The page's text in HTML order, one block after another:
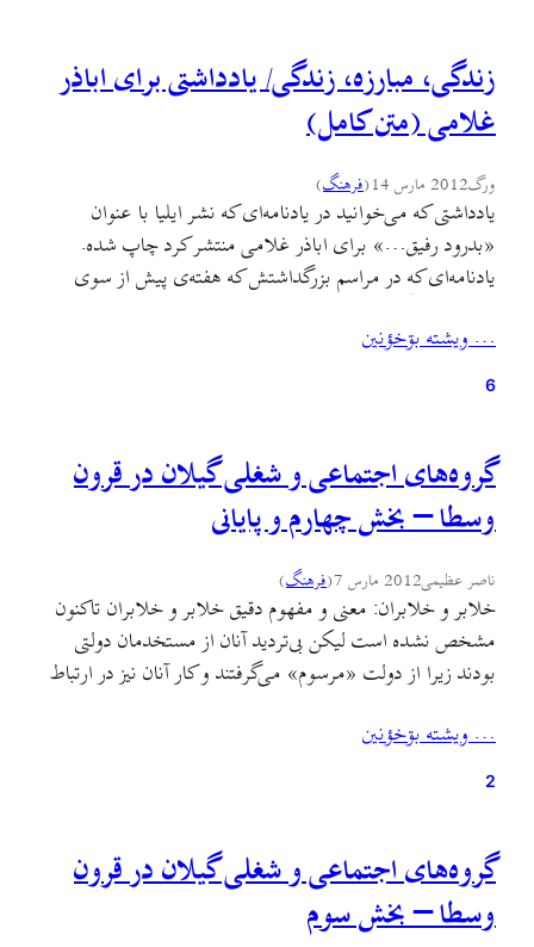
زندگی، مبارزه، زندگی/ یادداشتی برای اباذر
غلامی (متن کامل)
ورگ2012 مارس 14 (فرهنگ)
یادداشتی که می‌خوانید در یادنامه‌ای که نشر ایلیا با عنوان
«بدرود رفیق…» برای اباذر غلامی منتشر کرد چاپ شده.
یادنامه‌ای که در مراسم بزرگداشتش که هفته‌ی پیش از سوی
نشریه گیله‌وا هم چاپ خواهد شد. و متاسفانه بنا به دلایلی در هر
دو این‌ها…
… ويشته بۊخؤنين
6
گروه‌های اجتماعی و شغلی گیلان در قرون
وسطا – بخش چهارم و پایانی
ناصر عظیمی2012 مارس 7 (فرهنگ)
خلابر و خلابران: معنی و مفهوم دقیق خلابر و خلابران تاکنون
مشخص نشده است لیکن بی‌تردید آنان از مستخدمان دولتی
بودند زیرا از دولت «مرسوم» می‌گرفتند و کار آنان نیز در ارتباط
آنان را «سربازان خاصه‌ی سلطان» می‌داند و رابینو می‌گوید که
آنان «خدمتگزارانی [بودند] که خوراک…
… ويشته بۊخؤنين
2
گروه‌های اجتماعی و شغلی گیلان در قرون
وسطا – بخش سوم